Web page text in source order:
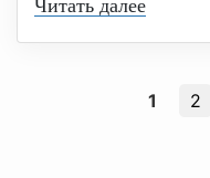
Читать далее
1 2